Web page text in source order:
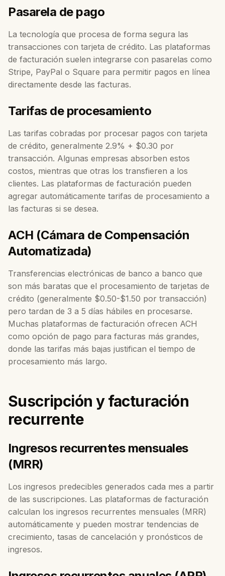
Pasarela de pago
La tecnología que procesa de forma segura las
transacciones con tarjeta de crédito. Las plataformas
de facturación suelen integrarse con pasarelas como
Stripe, PayPal o Square para permitir pagos en línea
directamente desde las facturas.
Tarifas de procesamiento
Las tarifas cobradas por procesar pagos con tarjeta
de crédito, generalmente 2.9% + $0.30 por
transacción. Algunas empresas absorben estos
costos, mientras que otras los transfieren a los
clientes. Las plataformas de facturación pueden
agregar automáticamente tarifas de procesamiento a
las facturas si se desea.
ACH (Cámara de Compensación
Automatizada)
Transferencias electrónicas de banco a banco que
son más baratas que el procesamiento de tarjetas de
crédito (generalmente $0.50-$1.50 por transacción)
pero tardan de 3 a 5 días hábiles en procesarse.
Muchas plataformas de facturación ofrecen ACH
como opción de pago para facturas más grandes,
donde las tarifas más bajas justifican el tiempo de
procesamiento más largo.
Suscripción y facturación
recurrente
Ingresos recurrentes mensuales
(MRR)
Los ingresos predecibles generados cada mes a partir
de las suscripciones. Las plataformas de facturación
calculan los ingresos recurrentes mensuales (MRR)
automáticamente y pueden mostrar tendencias de
crecimiento, tasas de cancelación y pronósticos de
ingresos.